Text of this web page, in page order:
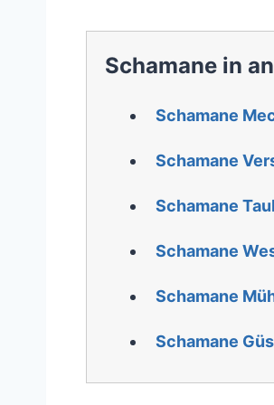
Schamane in
Schamane
Schamane
Schamane
Schamane
Schamane
Schamane